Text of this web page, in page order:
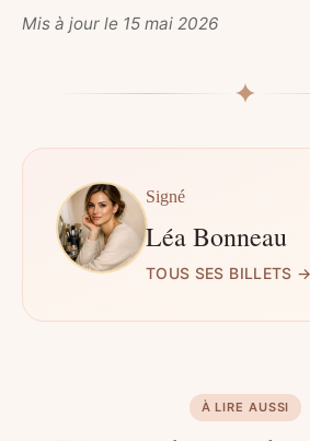
Mis à jour le 15 mai 2026
Signé
Léa Bonneau
TOUS SES BILLETS →
À LIRE AUSSI